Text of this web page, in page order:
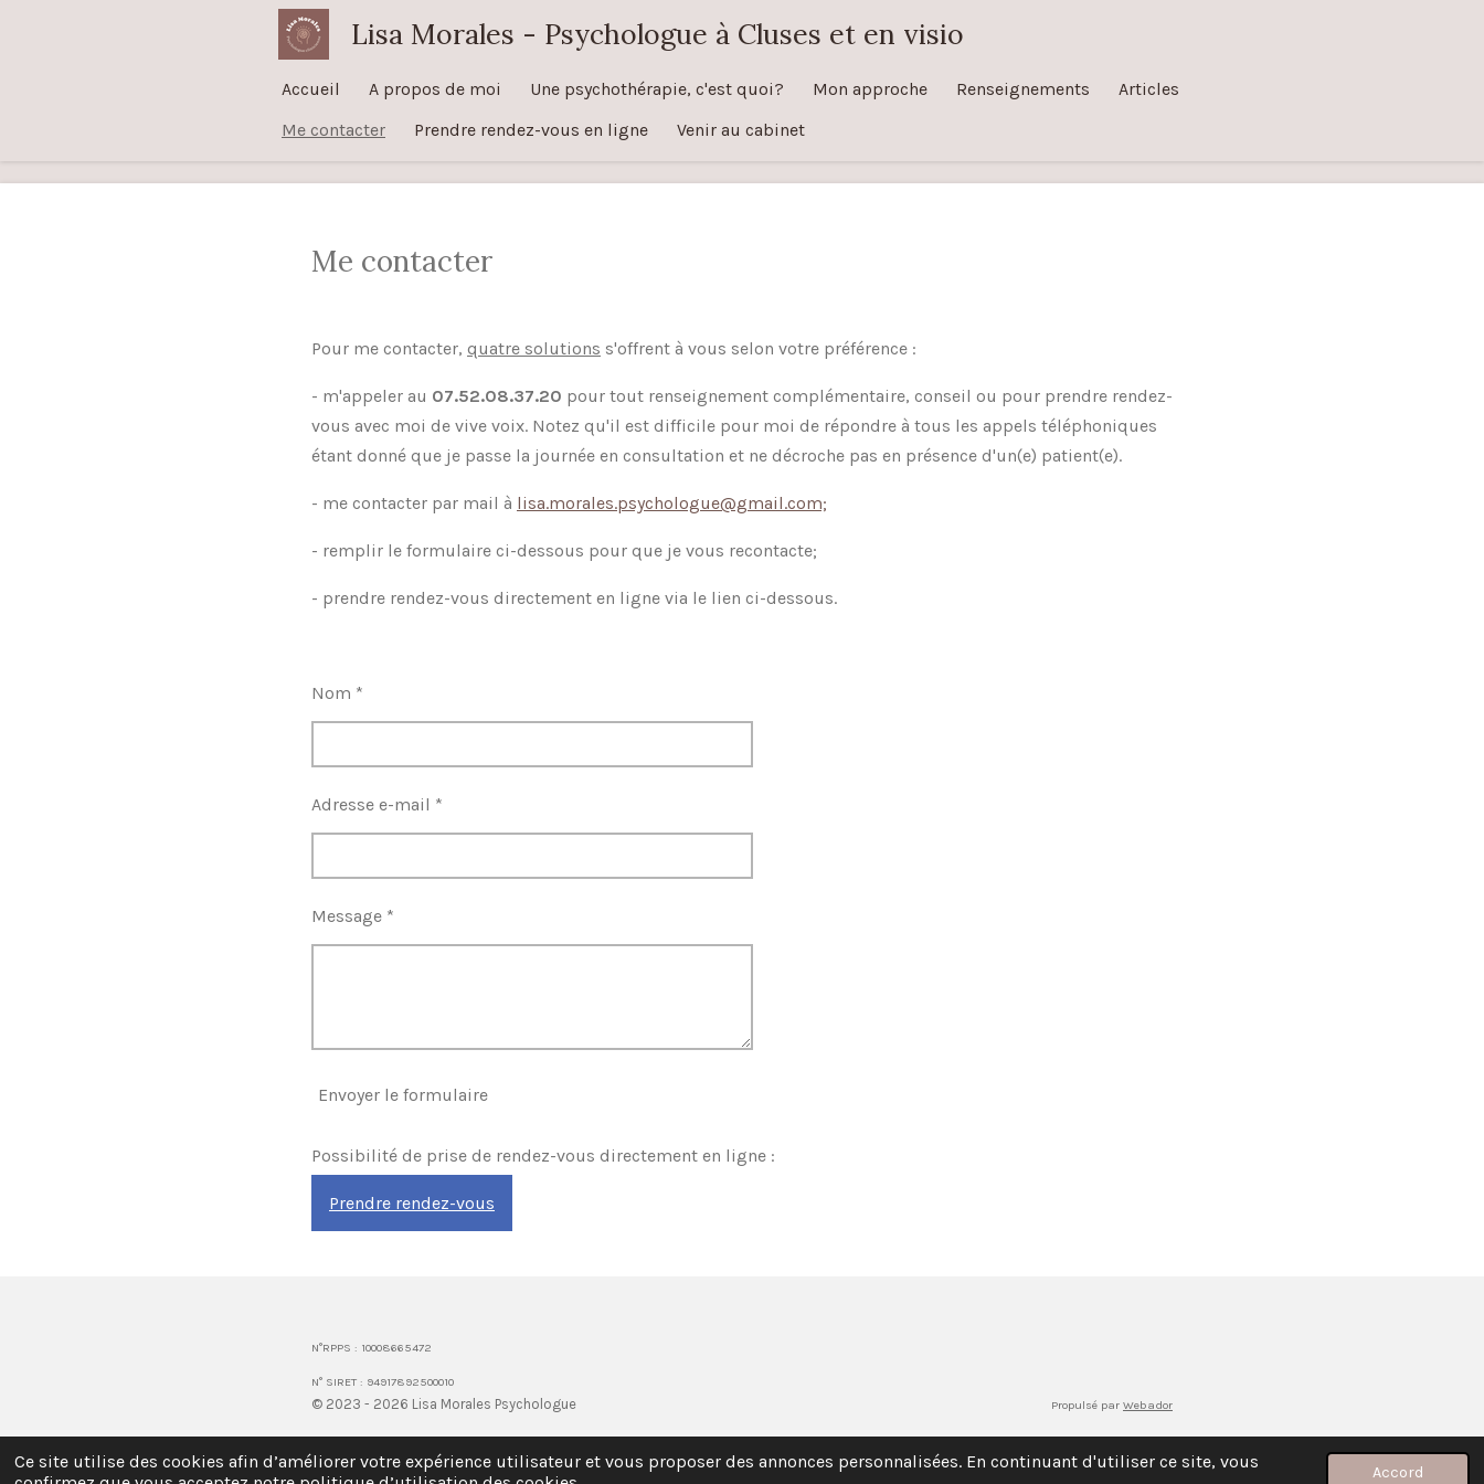
Ce site utilise des cookies afin d’améliorer votre expérience utilisateur et vous proposer des annonces personnalisées. En continuant d'utiliser ce site, vous
Accord
Lisa Morales - Psychologue à Cluses et en visio
Accueil A propos de moi Une psychothérapie, c'est quoi? Mon approche Renseignements
Articles
Me contacter
Prendre rendez-vous en ligne Venir au cabinet
Me contacter
Pour me contacter, quatre solutions s'offrent à vous selon votre préférence :
- m'appeler au 07.52.08.37.20 pour tout renseignement complémentaire, conseil ou pour prendre rendez-
vous avec moi de vive voix. Notez qu'il est difficile pour moi de répondre à tous les appels téléphoniques
étant donné que je passe la journée en consultation et ne décroche pas en présence d'un(e) patient(e).
- me contacter par mail à lisa.morales.psychologue@gmail.com;
- remplir le formulaire ci-dessous pour que je vous recontacte;
- prendre rendez-vous directement en ligne via le lien ci-dessous.
Nom *
Adresse e-mail *
Message *
Envoyer le formulaire
Possibilité de prise de rendez-vous directement en ligne :
Prendre rendez-vous
N°RPPS : 10008665472
N° SIRET : 94917892500010
© 2023 - 2026 Lisa Morales Psychologue Propulsé par Webador